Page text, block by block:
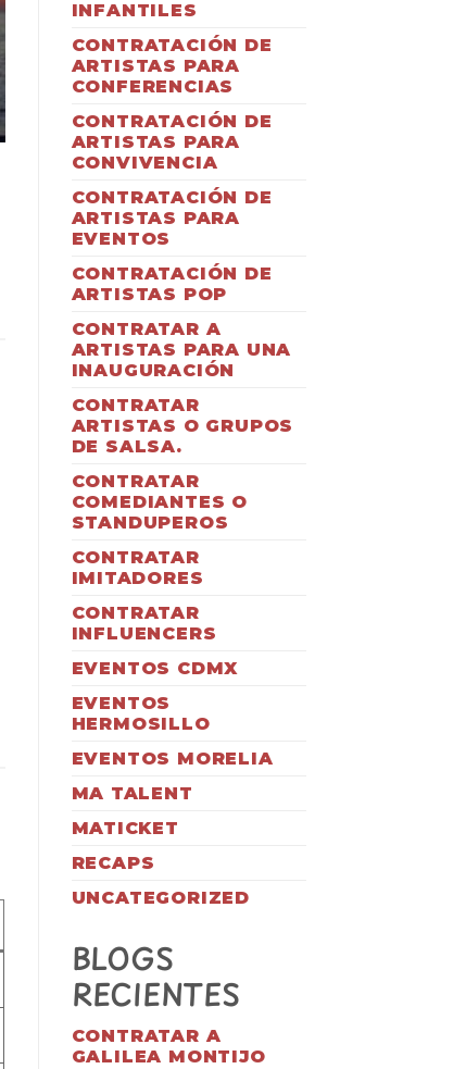
INFANTILES
CONTRATACIÓN DE
ARTISTAS PARA
CONFERENCIAS
CONTRATACIÓN DE
ARTISTAS PARA
CONVIVENCIA
CONTRATACIÓN DE
ARTISTAS PARA
EVENTOS
CONTRATACIÓN DE
ARTISTAS POP
CONTRATAR A
ARTISTAS PARA UNA
INAUGURACIÓN
CONTRATAR
ARTISTAS O GRUPOS
DE SALSA.
CONTRATAR
COMEDIANTES O
STANDUPEROS
CONTRATAR
IMITADORES
CONTRATAR
INFLUENCERS
EVENTOS CDMX
EVENTOS
HERMOSILLO
EVENTOS MORELIA
MA TALENT
MATICKET
RECAPS
UNCATEGORIZED
BLOGS
RECIENTES
CONTRATAR A
GALILEA MONTIJO